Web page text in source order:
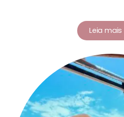
Leia mais
Renata